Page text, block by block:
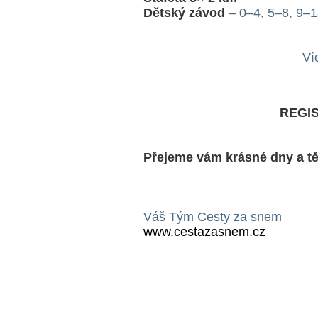
Dětský závod – 0–4, 5–8,
Přejeme vám krásné dny a
Váš Tým Cesty za snem
www.cestazasnem.cz